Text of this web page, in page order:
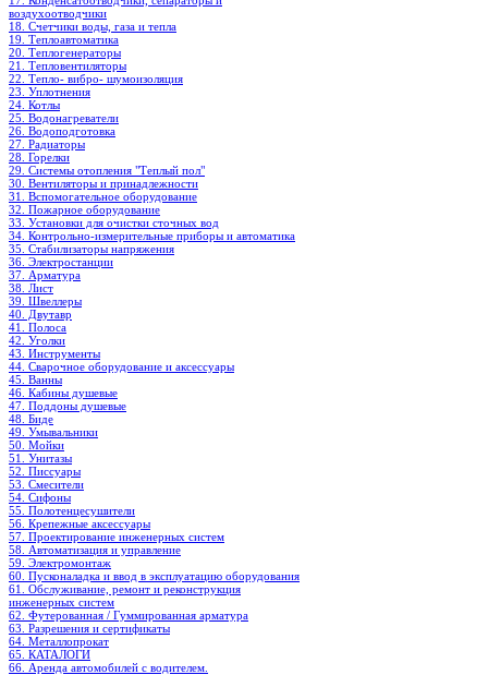
воздухоотводчики
18. Счетчики воды, газа и тепла
19. Теплоавтоматика
20. Теплогенераторы
21. Тепловентиляторы
22. Тепло- вибро- шумоизоляция
23. Уплотнения
24. Котлы
25. Водонагреватели
26. Водоподготовка
27. Радиаторы
28. Горелки
29. Системы отопления "Теплый пол"
30. Вентиляторы и принадлежности
31. Вспомогательное оборудование
32. Пожарное оборудование
33. Установки для очистки сточных вод
34. Контрольно-измерительные приборы и автоматика
35. Стабилизаторы напряжения
36. Электростанции
37. Арматура
38. Лист
39. Швеллеры
40. Двутавр
41. Полоса
42. Уголки
43. Инструменты
44. Сварочное оборудование и аксессуары
45. Ванны
46. Кабины душевые
47. Поддоны душевые
48. Биде
49. Умывальники
50. Мойки
51. Унитазы
52. Писсуары
53. Смесители
54. Сифоны
55. Полотенцесушители
56. Крепежные аксессуары
57. Проектирование инженерных систем
58. Автоматизация и управление
59. Электромонтаж
60. Пусконаладка и ввод в эксплуатацию оборудования
61. Обслуживание, ремонт и реконструкция
инженерных систем
62. Футерованная / Гуммированная арматура
63. Разрешения и сертификаты
64. Металлопрокат
65. КАТАЛОГИ
66. Аренда автомобилей с водителем.